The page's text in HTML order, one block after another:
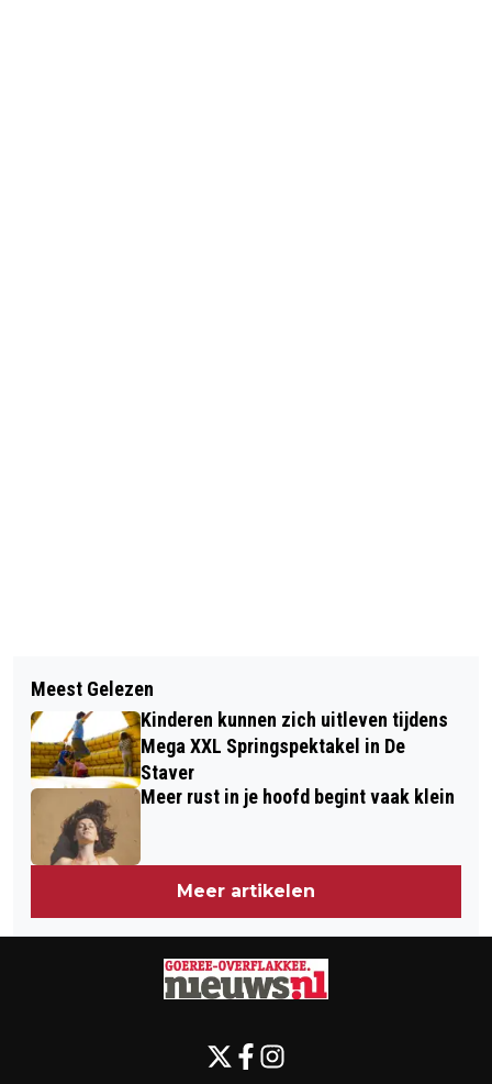
GOEDEMORGEN, HET IS VANDAAG
WOENSDAG 4 JUNI
FLAKKEES YOUNG ADULT-BOEK IN TOP
5 VAN PRIJS
Meest Gelezen
Kinderen kunnen zich uitleven tijdens
Mega XXL Springspektakel in De
Staver
Meer rust in je hoofd begint vaak klein
Meer artikelen